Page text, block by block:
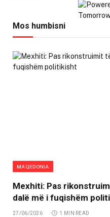
Mos humbisni
MAQEDONIA
Mexhiti: Pas
dalë më i fuqishëm
27/06/2026 1 MIN READ